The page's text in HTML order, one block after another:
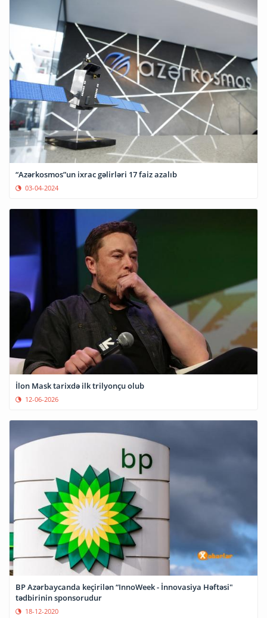
“Azərkosmos”un ixrac gəlirləri 17 faiz azalıb
03-04-2024
İlon Mask tarixdə ilk trilyonçu olub
12-06-2026
BP Azərbaycanda keçirilən “InnoWeek - İnnovasiya Həftəsi"
tədbirinin sponsorudur
18-12-2020